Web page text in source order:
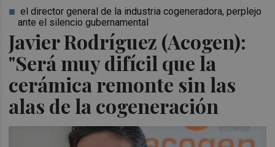
Javier Rodríguez (Acogen):
"Será muy difícil que la
cerámica remonte sin las
alas de la cogeneración
el director general de la industria cogeneradora, perplejo
ante el silencio gubernamental